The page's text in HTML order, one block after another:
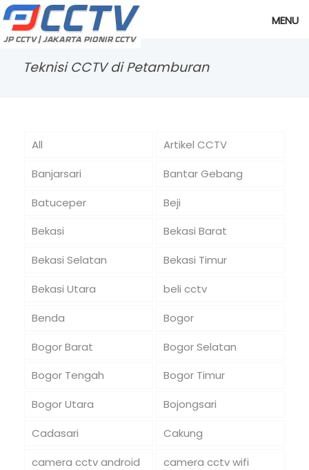
MENU
Teknisi CCTV di Petamburan
All
Artikel CCTV
Banjarsari
Bantar Gebang
Batuceper
Beji
Bekasi
Bekasi Barat
Bekasi Selatan
Bekasi Timur
Bekasi Utara
beli cctv
Benda
Bogor
Bogor Barat
Bogor Selatan
Bogor Tengah
Bogor Timur
Bogor Utara
Bojongsari
Cadasari
Cakung
camera cctv android
camera cctv wifi